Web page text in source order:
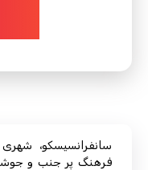
سانفرانسیسکو،
فرهنگ پر جنب و